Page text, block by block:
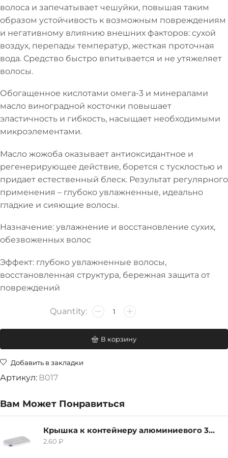
волоса и запечатывает чешуйки, повышая таким
образом устойчивость к возможным повреждениям
и негативному влиянию внешних факторов: сухой
воздух, перепады температур, жесткая проточная
вода. Средство быстро впитывается и не утяжеляет
волосы.
Обогащенное кислотами омега-3 и минералами
масло виноградной косточки повышает
эластичность и гибкость, насыщает необходимыми
микроэлементами.
Масло жожоба оказывает антиоксидантное и
регенерирующее действие, борется с тусклостью и
придает естественный блеск. Результат регулярного
применения – глубоко увлажненные, идеально
гладкие и сияющие волосы.
Назначение: увлажнение и восстановление сухих,
обезвоженных волос
Эффект: глубоко увлажненные волосы,
восстановленная структура, бережная защита от
повреждений
В корзину
Добавить в закладки
Артикул: В017
Вам Может Понравиться
Крышка к контейнеру алюминиевого 380мл
2.60 ₽